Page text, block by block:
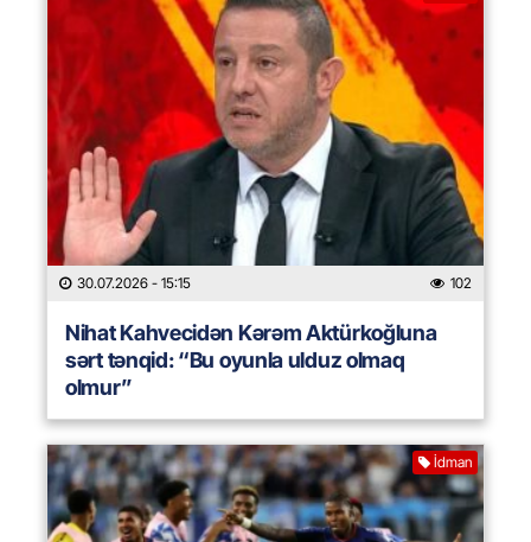
30.07.2026 - 15:15 102
Nihat Kahvecidən Kərəm Aktürkoğluna
sərt tənqid: “Bu oyunla ulduz olmaq
olmur”
İdman